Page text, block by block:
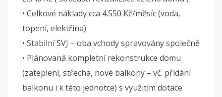
• Celkové náklady cca 4.550 Kč/měsíc (voda,
topení, elektřina)
• Stabilní SVJ – oba vchody spravovány společně
• Plánovaná kompletní rekonstrukce domu
(zateplení, střecha, nové balkony – vč. přidání
balkonu i k této jednotce) s využitím dotace